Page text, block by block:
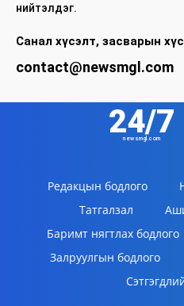
нийтэлдэг.
Санал хүсэлт, засварын
contact@newsmgl.com
24/7
newsmgl.com
Редакцын бодлого
Татгалзал
Баримт нягтлах бодлого
Залруулгын бодлого